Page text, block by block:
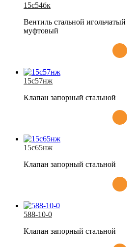
15с54бк
Вентиль стальной игольчатый
муфтовый
15с57нж
Клапан запорный стальной
15с65нж
Клапан запорный стальной
588-10-0
Клапан запорный стальной